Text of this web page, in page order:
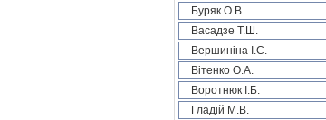
Буряк О.В.
Васадзе Т.Ш.
Вершиніна І.С.
Вітенко О.А.
Воротнюк І.Б.
Гладій М.В.